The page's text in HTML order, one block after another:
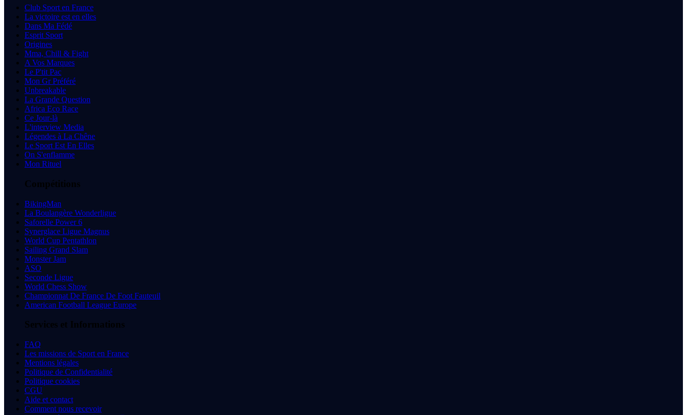
Club Sport en France
La victoire est en elles
Dans Ma Fédé
Esprit Sport
Origines
Mma, Chill & Fight
A Vos Marques
Le P'tit Pac
Mon Gr Préféré
Unbreakable
La Grande Question
Africa Eco Race
Ce Jour-là
L'interview Media
Légendes à La Chêne
Le Sport Est En Elles
On S'enflamme
Mon Rituel
Compétitions
BikingMan
La Boulangère Wonderligue
Saforelle Power 6
Synerglace Ligue Magnus
World Cup Pentathlon
Sailing Grand Slam
Monster Jam
ASO
Seconde Ligue
World Chess Show
Championnat De France De Foot Fauteuil
American Football League Europe
Services et Informations
FAQ
Les missions de Sport en France
Mentions légales
Politique de Confidentialité
Politique cookies
CGU
Aide et contact
Comment nous recevoir